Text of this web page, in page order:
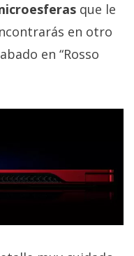
que le
en otro
en “Rosso